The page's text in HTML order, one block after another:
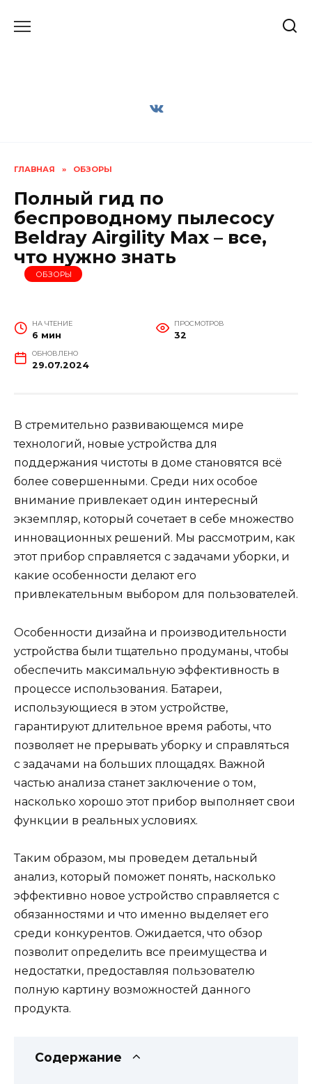
ГЛАВНАЯ » ОБЗОРЫ
Полный гид по
беспроводному пылесосу
Beldray Airgility Max – все,
что нужно знать
ОБЗОРЫ
НА ЧТЕНИЕ
6 мин
ПРОСМОТРОВ
32
ОБНОВЛЕНО
29.07.2024
В стремительно развивающемся мире
технологий, новые устройства для
поддержания чистоты в доме становятся всё
более совершенными. Среди них особое
внимание привлекает один интересный
экземпляр, который сочетает в себе множество
инновационных решений. Мы рассмотрим, как
этот прибор справляется с задачами уборки, и
какие особенности делают его
привлекательным выбором для пользователей.
Особенности дизайна и производительности
устройства были тщательно продуманы, чтобы
обеспечить максимальную эффективность в
процессе использования. Батареи,
использующиеся в этом устройстве,
гарантируют длительное время работы, что
позволяет не прерывать уборку и справляться
с задачами на больших площадях. Важной
частью анализа станет заключение о том,
насколько хорошо этот прибор выполняет свои
функции в реальных условиях.
Таким образом, мы проведем детальный
анализ, который поможет понять, насколько
эффективно новое устройство справляется с
обязанностями и что именно выделяет его
среди конкурентов. Ожидается, что обзор
позволит определить все преимущества и
недостатки, предоставляя пользователю
полную картину возможностей данного
продукта.
Содержание